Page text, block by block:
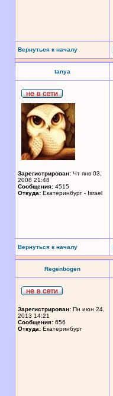
Вернуться к началу
tanya
Зарегистрирован: Чт янв 03,
2008 21:48
Сообщения: 4515
Откуда: Екатеринбург - Israel
Вернуться к началу
Regenbogen
Зарегистрирован: Пн июн 24,
2013 14:21
Сообщения: 656
Откуда: Екатеринбург